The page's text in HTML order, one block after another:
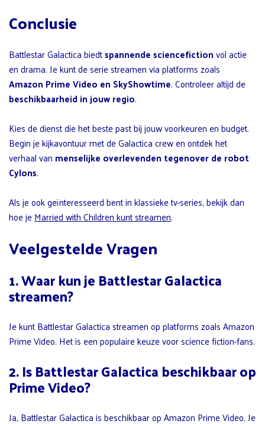
Conclusie
Battlestar Galactica biedtspannende sciencefictionvol actie
en drama. Je kunt de serie streamen via platforms zoals
Amazon Prime Video en SkyShowtime. Controleer altijd de
beschikbaarheid in jouw regio.
Kies de dienst die het beste past bij jouw voorkeuren en budget.
Begin je kijkavontuur met de Galactica crew en ontdek het
verhaal van menselijke overlevenden tegenover de robot
Cylons.
Als je ook geïnteresseerd bent in klassieke tv-series, bekijk dan
hoe jeMarried with Children kunt streamen.
Veelgestelde Vragen
1. Waar kun je Battlestar Galactica
streamen?
Je kunt Battlestar Galactica streamen op platforms zoals Amazon
Prime Video. Het is een populaire keuze voor science fiction-fans.
2. Is Battlestar Galactica beschikbaar op
Prime Video?
Ja, Battlestar Galactica is beschikbaar op Amazon Prime Video. Je